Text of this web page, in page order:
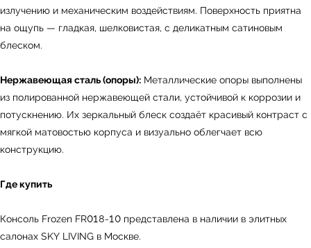
излучению и механическим воздействиям. Поверхность приятна
на ощупь — гладкая, шелковистая, с деликатным сатиновым
блеском.
Нержавеющая сталь (опоры): Металлические опоры выполнены
из полированной нержавеющей стали, устойчивой к коррозии и
потускнению. Их зеркальный блеск создаёт красивый контраст с
мягкой матовостью корпуса и визуально облегчает всю
конструкцию.
Где купить
Консоль Frozen FR018-10 представлена в наличии в элитных
салонах SKY LIVING в Москве.